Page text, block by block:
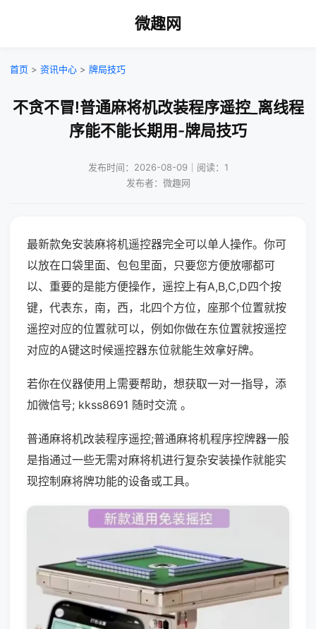
微趣网
首页 > 资讯中心 > 牌局技巧
不贪不冒!普通麻将机改装程序遥控_离线程
序能不能长期用-牌局技巧
发布时间：2026-08-09｜阅读：1
发布者：微趣网
最新款免安装麻将机遥控器完全可以单人操作。你可
以放在口袋里面、包包里面，只要您方便放哪都可
以、重要的是能方便操作，遥控上有A,B,C,D四个按
键，代表东，南，西，北四个方位，座那个位置就按
遥控对应的位置就可以，例如你做在东位置就按遥控
对应的A键这时候遥控器东位就能生效拿好牌。
若你在仪器使用上需要帮助，想获取一对一指导，添
加微信号; kkss8691 随时交流 。
普通麻将机改装程序遥控;普通麻将机程序控牌器一般
是指通过一些无需对麻将机进行复杂安装操作就能实
现控制麻将牌功能的设备或工具。